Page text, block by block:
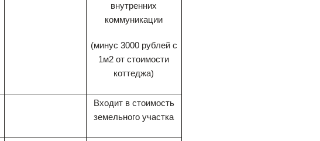
внутренних
коммуникации
(минус 3000 рублей с
1м2 от стоимости
коттеджа)
Входит в стоимость
земельного участка